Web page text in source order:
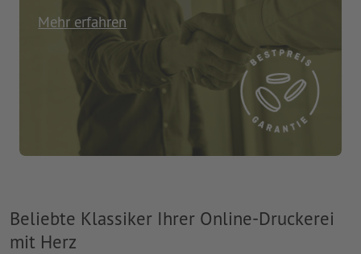
Mehr erfahren
Beliebte Klassiker Ihrer Online-Druckerei
mit Herz